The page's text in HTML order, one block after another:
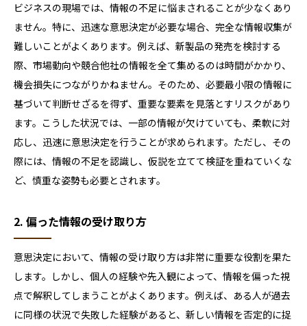
ビジネスの現場では、情報の不足に悩まされることが少なくあり
ません。特に、迅速な意思決定が必要な場合、完全な情報収集が
難しいことがよくあります。例えば、新製品の発売を検討する
際、市場動向や競合他社の情報を全て集めるのは時間がかかり、
機会損失につながりかねません。そのため、必要最小限の情報に
基づいて判断せざるを得ず、重要な要素を見落とすリスクがあり
ます。こうした状況では、一部の情報が欠けていても、柔軟に対
応し、迅速に意思決定を行うことが求められます。ただし、その
際には、情報の不足を認識し、仮説を立てて検証を重ねていくな
ど、慎重な姿勢も必要とされます。
2. 偏った情報の受け取り方
意思決定において、情報の受け取り方は非常に重要な役割を果た
します。しかし、個人の経験や先入観によって、情報を偏った視
点で解釈してしまうことがよくあります。例えば、ある人が過去
に同様の状況で失敗した経験があると、新しい情報を否定的に捉